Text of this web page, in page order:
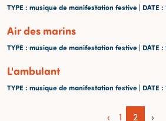
TYPE: musique de manifestation festive | DATE:
Air des marins
TYPE: musique de manifestation festive | DATE:
L'ambulant
TYPE: musique de manifestation festive | DATE:
‹ 1 2 ›